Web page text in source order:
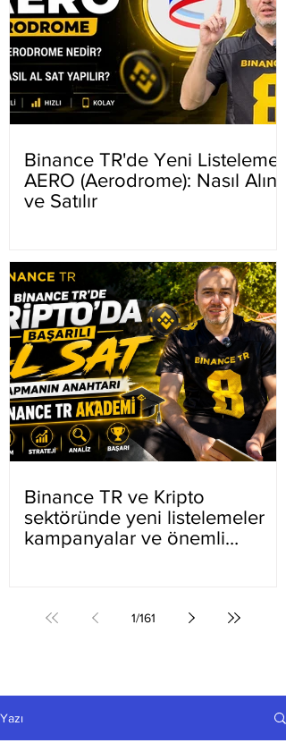
Binance TR'de Yeni Listeleme
AERO (Aerodrome): Nasıl Alınır
ve Satılır
Binance TR ve Kripto
sektöründe yeni listelemeler
kampanyalar ve önemli
1/161
Yazı